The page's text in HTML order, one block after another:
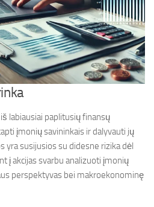
labiausiai paplitusių finansų
įmonių savininkais ir dalyvauti jų
yra susijusios su didesne rizika dėl
į akcijas svarbu analizuoti įmonių
perspektyvas bei makroekonominę